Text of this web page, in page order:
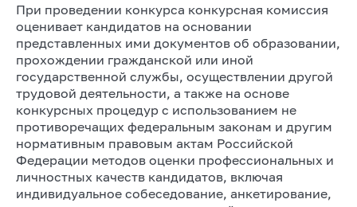
При проведении конкурса конкурсная комиссия
оценивает кандидатов на основании
представленных ими документов об образовании,
прохождении гражданской или иной
государственной службы, осуществлении другой
трудовой деятельности, а также на основе
конкурсных процедур с использованием не
противоречащих федеральным законам и другим
нормативным правовым актам Российской
Федерации методов оценки профессиональных и
личностных качеств кандидатов, включая
индивидуальное собеседование, анкетирование,